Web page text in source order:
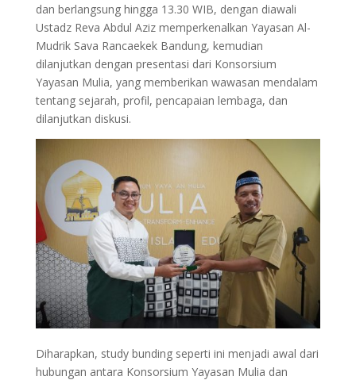
dan berlangsung hingga 13.30 WIB, dengan diawali
Ustadz Reva Abdul Aziz memperkenalkan Yayasan Al-
Mudrik Sava Rancaekek Bandung, kemudian
dilanjutkan dengan presentasi dari Konsorsium
Yayasan Mulia, yang memberikan wawasan mendalam
tentang sejarah, profil, pencapaian lembaga, dan
dilanjutkan diskusi.
Diharapkan, study bunding seperti ini menjadi awal dari
hubungan antara Konsorsium Yayasan Mulia dan